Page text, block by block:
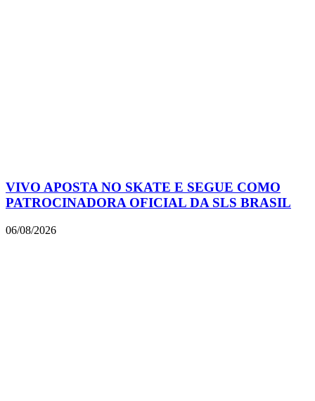
VIVO APOSTA NO SKATE E SEGUE COMO
PATROCINADORA OFICIAL DA SLS BRASIL
06/08/2026